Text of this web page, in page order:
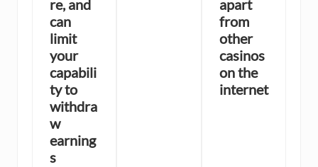
re, and
can
limit
your
capabili
ty to
withdra
w
earning
s
apart
from
other
casinos
on the
internet